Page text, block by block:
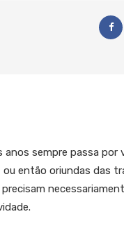
sempre passa por
então oriundas das